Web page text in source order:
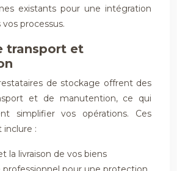
existants pour une intégration
processus.
transport et
de stockage offrent des
et de manutention, ce qui
simplifier vos opérations. Ces
inclure :
la livraison de vos biens